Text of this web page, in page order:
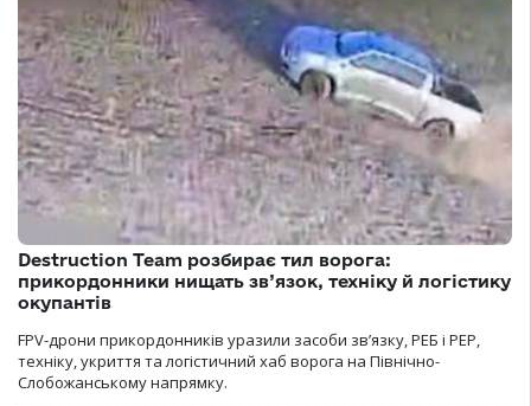
Destruction Team розбирає тил ворога:
прикордонники нищать зв’язок, техніку й логістику
окупантів
FPV-дрони прикордонників уразили засоби зв’язку, РЕБ і РЕР,
техніку, укриття та логістичний хаб ворога на Північно-
Слобожанському напрямку.